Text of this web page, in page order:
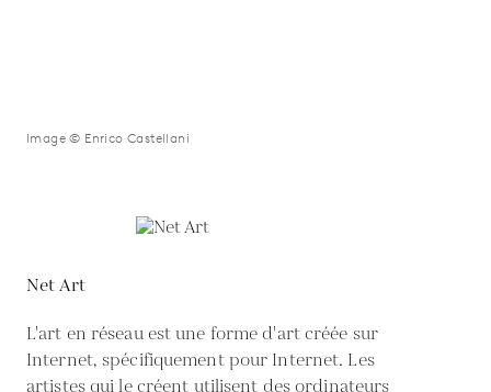
Image © Enrico Castellani
Net Art
L'art en réseau est une forme d'art créée sur
Internet, spécifiquement pour Internet. Les